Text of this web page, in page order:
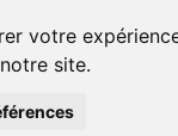
votre
site.
déco et
cadeaux